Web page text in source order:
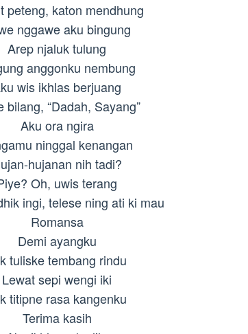
peteng, katon mendhung
nggawe aku bingung
Arep njaluk tulung
anggonku nembung
wis ikhlas berjuang
bilang, “Dadah, Sayang”
Aku ora ngira
ninggal kenangan
hujanan nih tadi?
Oh, uwis terang
ingi, telese ning ati ki mau
Romansa
Demi ayangku
tuliske tembang rindu
Lewat sepi wengi iki
titipne rasa kangenku
Terima kasih